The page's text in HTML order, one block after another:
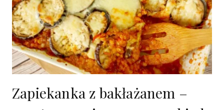
Zapiekanka z bakłażanem –